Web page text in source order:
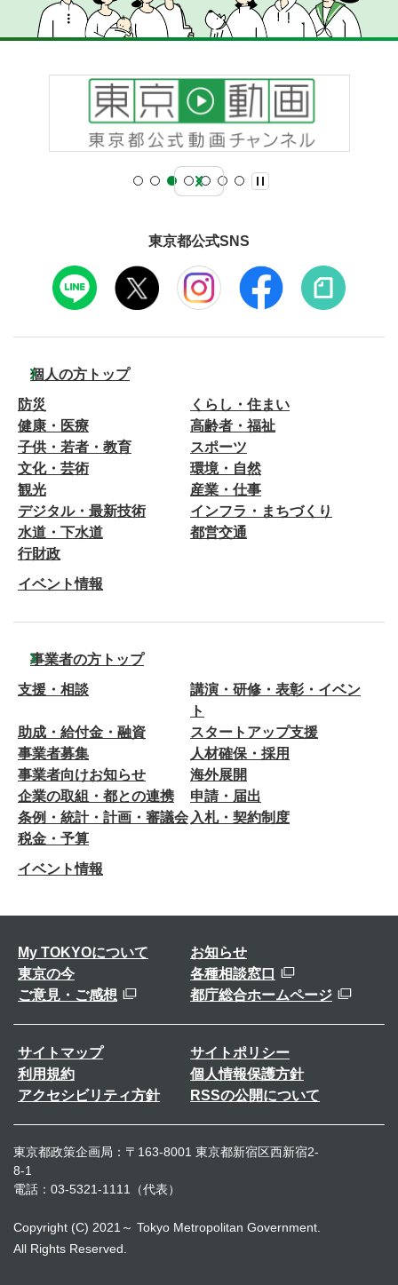
東京都公式SNS
個人の方トップ
防災
くらし・住まい
健康・医療
高齢者・福祉
子供・若者・教育
スポーツ
文化・芸術
環境・自然
観光
産業・仕事
デジタル・最新技術
インフラ・まちづくり
水道・下水道
都営交通
行財政
イベント情報
事業者の方トップ
支援・相談
講演・研修・表彰・イベン
ト
助成・給付金・融資
スタートアップ支援
事業者募集
人材確保・採用
事業者向けお知らせ
海外展開
企業の取組・都との連携
申請・届出
条例・統計・計画・審議会 入札・契約制度
税金・予算
イベント情報
My TOKYOについて
お知らせ
東京の今
各種相談窓口
ご意見・ご感想
都庁総合ホームページ
サイトマップ
サイトポリシー
利用規約
個人情報保護方針
アクセシビリティ方針
RSSの公開について
東京都政策企画局：〒163-8001 東京都新宿区西新宿2-
8-1
電話：03-5321-1111（代表）
Copyright (C) 2021～ Tokyo Metropolitan Government.
All Rights Reserved.